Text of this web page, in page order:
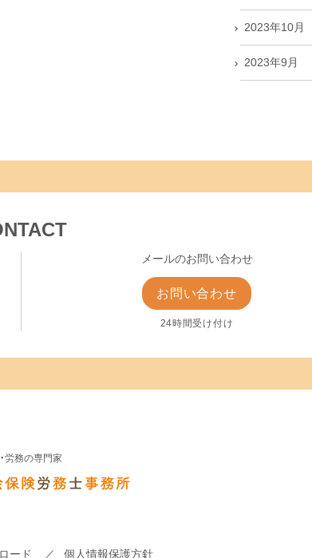
2023年10月
2023年9月
メールのお問い合わせ
お問い合わせ
24時間受け付け
労務の専門家
ード 個人情報保護方針